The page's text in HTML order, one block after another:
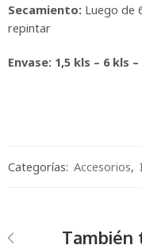
Secamiento: Luego de
repintar
Envase: 1,5 kls – 6 kls
Categorías: Accesorios,
También